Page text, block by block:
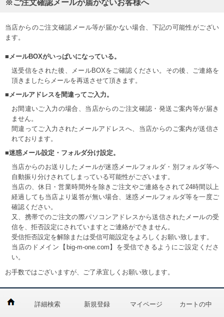
※ご注文確認メールが届かないお客様へ
当店からのご注文確認メール等が届かない場合、下記の可能性がござい
ます。
■メールBOXがいっぱいになっている。
送受信をされた後、メールBOXをご確認ください。その後、ご連絡を
頂きましたらメールを再送させて頂きます。
■メールアドレスを間違ってご入力。
お間違いご入力の場合、当店からのご注文確認・発送ご案内等が届き
ません。
間違ってご入力されたメールアドレスへ、当店からのご案内が送信さ
れております。
■迷惑メール設定・フォルダ分け設定。
当店からのお送りしたメールが迷惑メールフォルダ・別フォルダ等へ
自動振り分けされてしまっている可能性がございます。
当店の、休日・営業時間外を除きご注文やご連絡をされて24時間以上
経過しても当店より返答が無い場合、迷惑メールフォルダ等を一度ご
確認ください。
又、携帯でのご注文の際パソコンアドレスから送信されたメールの受
信を、拒否設定にされていますとご連絡ができません。
受信拒否設定を解除または受信可能設定をよろしくお願い致します。
当店のドメイン【big-m-one.com】を受信できるようにご設定くださ
い。
お手数ではございますが、ご了承宜しくお願い致します。
詳細検索 新規登録 マイページ カートの中